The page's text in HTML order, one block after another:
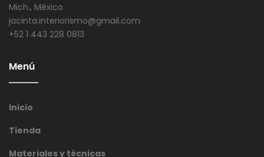
Mich., México
jacinta.interiorismo@gmail.com
+52 1 443 228 0813
Menú
Inicio
Tienda
Materiales y técnicas